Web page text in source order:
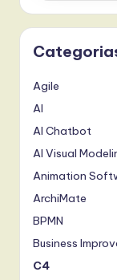
Agile
AI
AI Chatbot
AI Visual
Animation
ArchiMate
BPMN
Business
C4